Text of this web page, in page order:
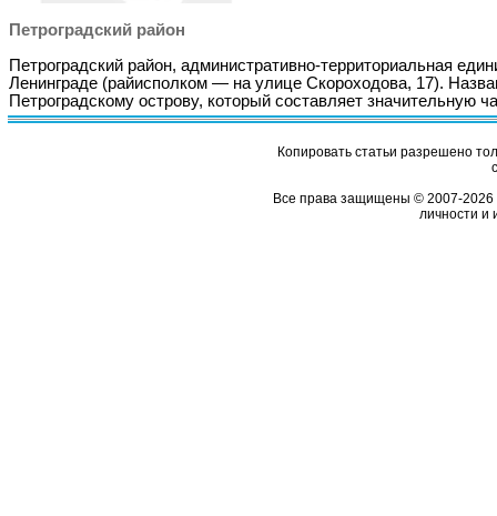
Петроградский район
Петроградский район, административно-территориальная
Ленинграде (райисполком — на улице Скороходова, 17).
Петроградскому острову, который составляет значительную
Копировать статьи разрешено
Все права защищены © 2007-2026
личности и